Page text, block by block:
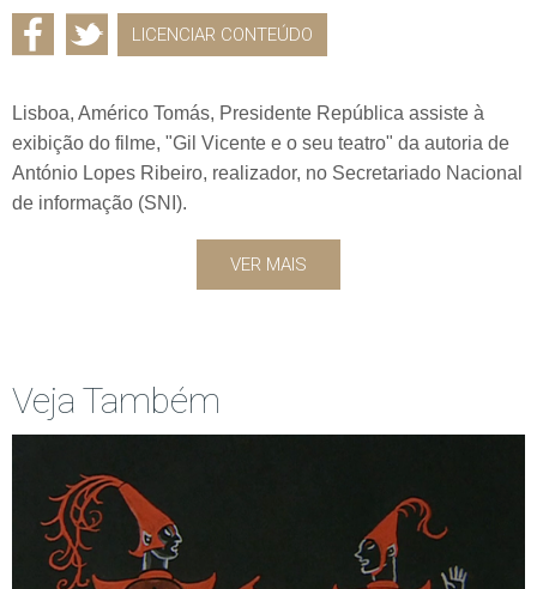
LICENCIAR CONTEÚDO
Lisboa, Américo Tomás, Presidente República assiste à
exibição do filme, "Gil Vicente e o seu teatro" da autoria de
António Lopes Ribeiro, realizador, no Secretariado Nacional
de informação (SNI).
VER MAIS
Veja Também